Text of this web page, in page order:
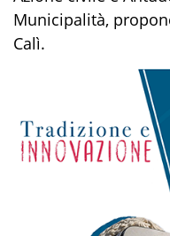
Municipalità,
Calì.